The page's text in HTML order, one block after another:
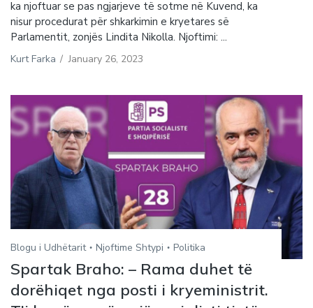
ka njoftuar se pas ngjarjeve të sotme në Kuvend, ka
nisur procedurat për shkarkimin e kryetares së
Parlamentit, zonjës Lindita Nikolla. Njoftimi: ...
Kurt Farka / January 26, 2023
Blogu i Udhëtarit Njoftime Shtypi Politika
Spartak Braho: – Rama duhet të
dorëhiqet nga posti i kryeministrit.